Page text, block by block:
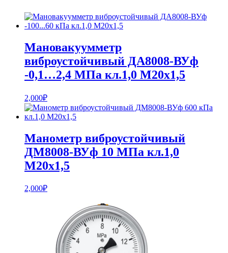
Мановакуумметр
виброустойчивый ДА8008-ВУф
-0,1…2,4 МПа кл.1,0 М20х1,5
2,000₽
Манометр виброустойчивый
ДМ8008-ВУф 10 МПа кл.1,0
М20х1,5
2,000₽